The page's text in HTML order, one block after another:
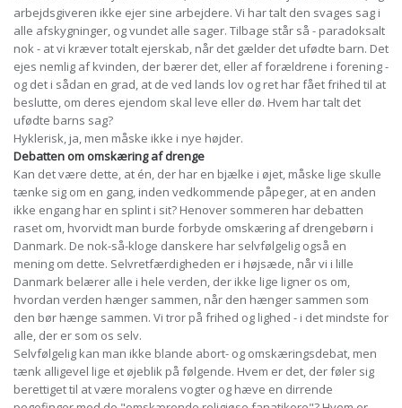
arbejdsgiveren ikke ejer sine arbejdere. Vi har talt den svages sag i
alle afskygninger, og vundet alle sager. Tilbage står så - paradoksalt
nok - at vi kræver totalt ejerskab, når det gælder det ufødte barn. Det
ejes nemlig af kvinden, der bærer det, eller af forældrene i forening -
og det i sådan en grad, at de ved lands lov og ret har fået frihed til at
beslutte, om deres ejendom skal leve eller dø. Hvem har talt det
ufødte barns sag?
Hyklerisk, ja, men måske ikke i nye højder.
Debatten om omskæring af drenge
Kan det være dette, at én, der har en bjælke i øjet, måske lige skulle
tænke sig om en gang, inden vedkommende påpeger, at en anden
ikke engang har en splint i sit? Henover sommeren har debatten
raset om, hvorvidt man burde forbyde omskæring af drengebørn i
Danmark. De nok-så-kloge danskere har selvfølgelig også en
mening om dette. Selvretfærdigheden er i højsæde, når vi i lille
Danmark belærer alle i hele verden, der ikke lige ligner os om,
hvordan verden hænger sammen, når den hænger sammen som
den bør hænge sammen. Vi tror på frihed og lighed - i det mindste for
alle, der er som os selv.
Selvfølgelig kan man ikke blande abort- og omskæringsdebat, men
tænk alligevel lige et øjeblik på følgende. Hvem er det, der føler sig
berettiget til at være moralens vogter og hæve en dirrende